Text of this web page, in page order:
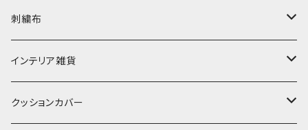
〜180cm
80-90-
-70-
小型布 コースター・カフェマット・ポットマット
小型マット（正方形）
小型マット（長方形）
細長布 ロング テーブルランナー
草木染めと泥染め
帆布の泥染め
ポシェット・ポーチ・巾着
ポシェット・ショルダー
ポーチ・丸ポーチ・クラッチバッグ
パッチワーク
その他
刺繍布
大判刺繍腰巻
大判泥染め刺繍
インテリア雑貨
額装・木枠・パネル
クッションカバー